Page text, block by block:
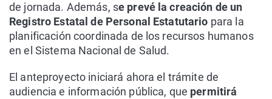
de jornada. Además, se prevé la creación de un
Registro Estatal de Personal Estatutario para la
planificación coordinada de los recursos humanos
en el Sistema Nacional de Salud.
El anteproyecto iniciará ahora el trámite de
audiencia e información pública, que permitirá